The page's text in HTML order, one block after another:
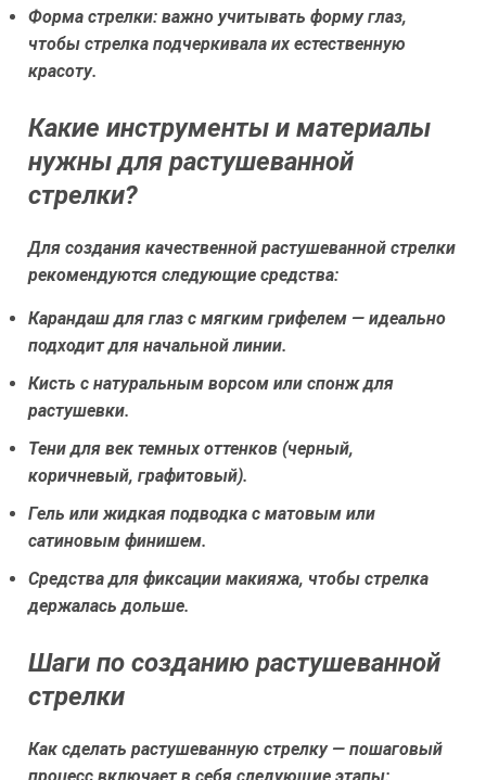
Форма стрелки: важно учитывать форму глаз,
чтобы стрелка подчеркивала их естественную
красоту.
Какие инструменты и материалы
нужны для растушеванной
стрелки?
Для создания качественной растушеванной стрелки
рекомендуются следующие средства:
Карандаш для глаз с мягким грифелем — идеально
подходит для начальной линии.
Кисть с натуральным ворсом или спонж для
растушевки.
Тени для век темных оттенков (черный,
коричневый, графитовый).
Гель или жидкая подводка с матовым или
сатиновым финишем.
Средства для фиксации макияжа, чтобы стрелка
держалась дольше.
Шаги по созданию растушеванной
стрелки
Как сделать растушеванную стрелку — пошаговый
процесс включает в себя следующие этапы: